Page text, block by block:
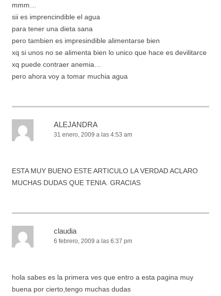
mmm…
sii es imprencindible el agua
para tener una dieta sana
pero tambien es impresindible alimentarse bien
xq si unos no se alimenta bien lo unico que hace es devilitarce
xq puede contraer anemia…
pero ahora voy a tomar muchia agua
ALEJANDRA
31 enero, 2009 a las 4:53 am
ESTA MUY BUENO ESTE ARTICULO LA VERDAD ACLARO
MUCHAS DUDAS QUE TENIA. GRACIAS
claudia
6 febrero, 2009 a las 6:37 pm
hola sabes es la primera ves que entro a esta pagina muy
buena por cierto,tengo muchas dudas